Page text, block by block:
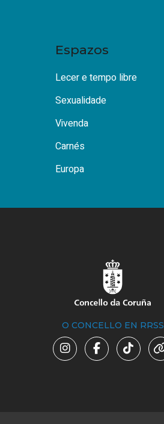
Espazos
Lecer e tempo libre
Sexualidade
Vivenda
Carnés
Europa
O CONCELLO EN RRSS